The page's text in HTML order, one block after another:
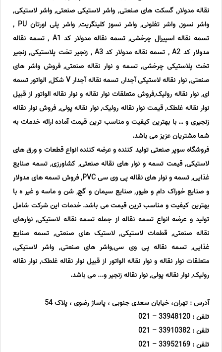
نقاله مدولار, گسکت های صنعتی, واشر لاستیکی صنعتی, واشر لاستیکی,
واشر نسوز, واشر تفلونی, واشر نسوز کلینگریت, واشر پلی اورتان PU ,
تسمه نقاله اسپیرال چرخشی, تسمه نقاله مدولار کد A1 , تسمه نقاله
مدولار کد A2 , تسمه نقاله مدولار کد A3 , زنجیر تخت پلاستیکی, زنجیر
تخت پلاستیکی چرخشی, تسمه و نوار نقاله صنعتی, فروش واشر های
صنعتی, نوار نقاله لاستیکی آجدار, تسمه نقاله آجدار V شکل, الواتور تسمه
ای, نوار نقاله رولیک,فروش متعلقات نوار نقاله و نوار نقاله الواتور از قبیل
نوار نقاله غلطک, قیمت نوار نقاله رولیک, نوار نقاله پولی, فروش نوار نقاله
زنجیری و … با بهترین کیفیت و مناسب ترین قیمت آماده ارائه خدمات به
شما مشتریان عزیز می باشد.
فروشگاه سوپر صنعتی تولید کننده و عرضه کننده انواع قطعات و ورق های
لاستیکی, قیمت تسمه و نوار های نقاله صنعتی, کشاورزی, تسمه صنایع
غذایی, تسمه و نوار های نقاله پی وی سی PVC, فروش تسمه های مدولار
و صنایع خوراک دام و طیور, صنایع سیمان و گچ, شن و ماسه و غیر ه با
بهترین کیفیت و مناسب ترین قیمت می باشد. خدمات این شرکت شامل
تولید و عرضه انواع تسمه نقاله از جمله تسمه نقاله لاستیکی, نوارهای
نقاله صنعتی, قطعات لاستیکی, لاستیک های صنعتی, تسمه صنایع
غذایی, تسمه نقاله پی وی سی,واشر های صنعتی, واشر لاستیکی,
متعلقات نوار نقاله و نوار نقاله الواتور از قبیل نوار نقاله غلطک, نوار نقاله
رولیک, نوار نقاله پولی, نوار نقاله زنجیر و... می باشد.
آدرس : تهران، خیابان سعدی جنوبی ، پاساژ رضوی ، پلاک 54
تلفن : 33948120 – 021
تلفن : 33910382 – 021
تلفن : 33952169 – 021